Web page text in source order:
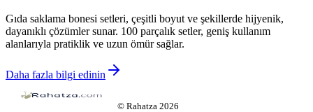
Gıda saklama bonesi setleri, çeşitli boyut ve şekillerde hijyenik,
dayanıklı çözümler sunar. 100 parçalık setler, geniş kullanım
alanlarıyla pratiklik ve uzun ömür sağlar.
Daha fazla bilgi edinin
© Rahatza 2026